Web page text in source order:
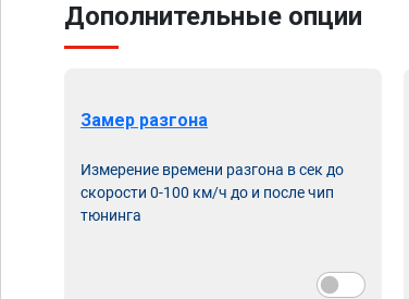
Дополнительные опции
Замер разгона
Измерение времени разгона в сек до
скорости 0-100 км/ч до и после чип
тюнинга